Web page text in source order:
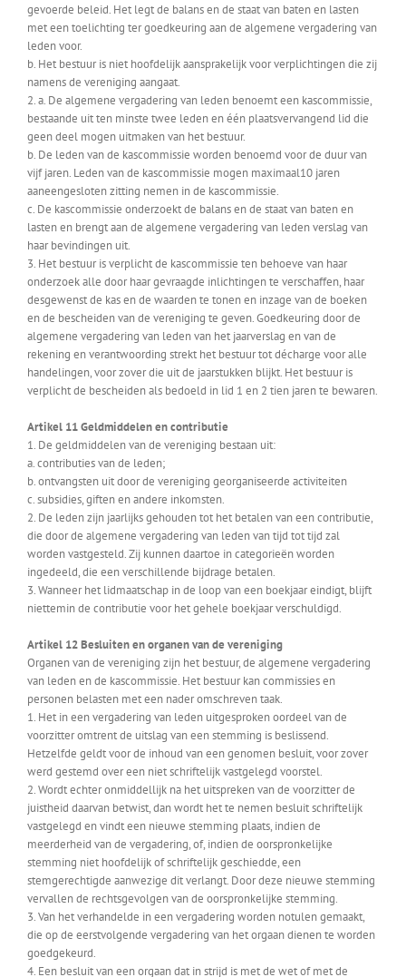
gevoerde beleid. Het legt de balans en de staat van baten en lasten
met een toelichting ter goedkeuring aan de algemene vergadering van
leden voor.
b. Het bestuur is niet hoofdelijk aansprakelijk voor verplichtingen die zij
namens de vereniging aangaat.
2. a. De algemene vergadering van leden benoemt een kascommissie,
bestaande uit ten minste twee leden en één plaatsvervangend lid die
geen deel mogen uitmaken van het bestuur.
b. De leden van de kascommissie worden benoemd voor de duur van
vijf jaren. Leden van de kascommissie mogen maximaal10 jaren
aaneengesloten zitting nemen in de kascommissie.
c. De kascommissie onderzoekt de balans en de staat van baten en
lasten en brengt aan de algemene vergadering van leden verslag van
haar bevindingen uit.
3. Het bestuur is verplicht de kascommissie ten behoeve van haar
onderzoek alle door haar gevraagde inlichtingen te verschaffen, haar
desgewenst de kas en de waarden te tonen en inzage van de boeken
en de bescheiden van de vereniging te geven. Goedkeuring door de
algemene vergadering van leden van het jaarverslag en van de
rekening en verantwoording strekt het bestuur tot décharge voor alle
handelingen, voor zover die uit de jaarstukken blijkt. Het bestuur is
verplicht de bescheiden als bedoeld in lid 1 en 2 tien jaren te bewaren.
Artikel 11 Geldmiddelen en contributie
1. De geldmiddelen van de vereniging bestaan uit:
a. contributies van de leden;
b. ontvangsten uit door de vereniging georganiseerde activiteiten
c. subsidies, giften en andere inkomsten.
2. De leden zijn jaarlijks gehouden tot het betalen van een contributie,
die door de algemene vergadering van leden van tijd tot tijd zal
worden vastgesteld. Zij kunnen daartoe in categorieën worden
ingedeeld, die een verschillende bijdrage betalen.
3. Wanneer het lidmaatschap in de loop van een boekjaar eindigt, blijft
niettemin de contributie voor het gehele boekjaar verschuldigd.
Artikel 12 Besluiten en organen van de vereniging
Organen van de vereniging zijn het bestuur, de algemene vergadering
van leden en de kascommissie. Het bestuur kan commissies en
personen belasten met een nader omschreven taak.
1. Het in een vergadering van leden uitgesproken oordeel van de
voorzitter omtrent de uitslag van een stemming is beslissend.
Hetzelfde geldt voor de inhoud van een genomen besluit, voor zover
werd gestemd over een niet schriftelijk vastgelegd voorstel.
2. Wordt echter onmiddellijk na het uitspreken van de voorzitter de
juistheid daarvan betwist, dan wordt het te nemen besluit schriftelijk
vastgelegd en vindt een nieuwe stemming plaats, indien de
meerderheid van de vergadering, of, indien de oorspronkelijke
stemming niet hoofdelijk of schriftelijk geschiedde, een
stemgerechtigde aanwezige dit verlangt. Door deze nieuwe stemming
vervallen de rechtsgevolgen van de oorspronkelijke stemming.
3. Van het verhandelde in een vergadering worden notulen gemaakt,
die op de eerstvolgende vergadering van het orgaan dienen te worden
goedgekeurd.
4. Een besluit van een orgaan dat in strijd is met de wet of met de